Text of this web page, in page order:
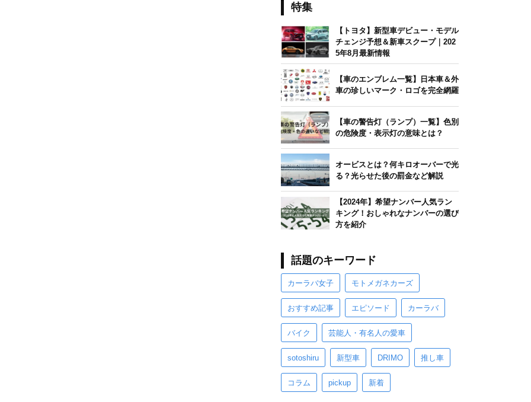
特集
【トヨタ】新型車デビュー・モデル
チェンジ予想＆新車スクープ｜202
5年8月最新情報
【車のエンブレム一覧】日本車＆外
車の珍しいマーク・ロゴを完全網羅
【車の警告灯（ランプ）一覧】色別
の危険度・表示灯の意味とは？
オービスとは？何キロオーバーで光
る？光らせた後の罰金など解説
【2024年】希望ナンバー人気ラン
キング！おしゃれなナンバーの選び
方を紹介
話題のキーワード
カーラバ女子 モトメガネカーズ
おすすめ記事 エピソード カーラバ
バイク 芸能人・有名人の愛車
sotoshiru 新型車 DRIMO 推し車
コラム pickup 新着